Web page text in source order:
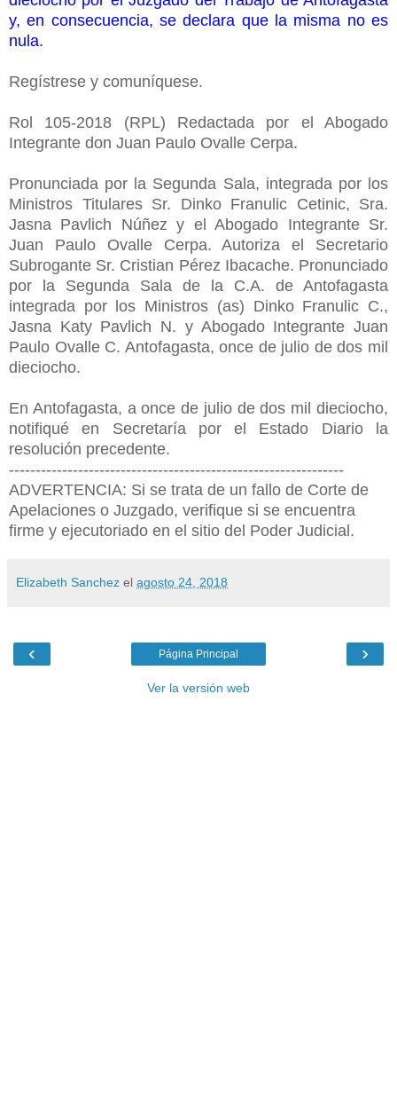
y, en consecuencia, se declara que la misma no es
nula.
Regístrese y comuníquese.
Rol 105-2018 (RPL) Redactada por el Abogado
Integrante don Juan Paulo Ovalle Cerpa.
Pronunciada por la Segunda Sala, integrada por los
Ministros Titulares Sr. Dinko Franulic Cetinic, Sra.
Jasna Pavlich Núñez y el Abogado Integrante Sr.
Juan Paulo Ovalle Cerpa. Autoriza el Secretario
Subrogante Sr. Cristian Pérez Ibacache. Pronunciado
por la Segunda Sala de la C.A. de Antofagasta
integrada por los Ministros (as) Dinko Franulic C.,
Jasna Katy Pavlich N. y Abogado Integrante Juan
Paulo Ovalle C. Antofagasta, once de julio de dos mil
dieciocho.
En Antofagasta, a once de julio de dos mil dieciocho,
notifiqué en Secretaría por el Estado Diario la
resolución precedente.
---------------------------------------------------------------
ADVERTENCIA: Si se trata de un fallo de Corte de
Apelaciones o Juzgado, verifique si se encuentra
firme y ejecutoriado en el sitio del Poder Judicial.
Elizabeth Sanchez el agosto 24, 2018
‹ ›
Página Principal
Ver la versión web